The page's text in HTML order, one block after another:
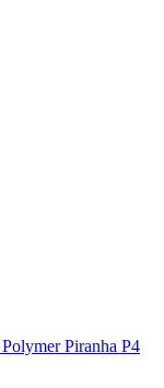
Piranha P4